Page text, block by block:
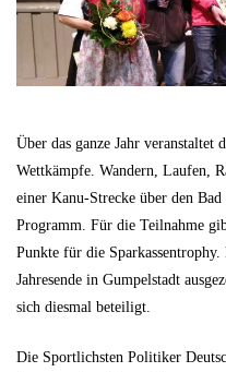
Über das ganze Jahr veranstaltet
Wettkämpfe. Wandern, Laufen,
einer Kanu-Strecke über den
Programm. Für die Teilnahme
Punkte für die
Jahresende in Gumpelstadt
sich diesmal beteiligt.
Die Sportlichsten Politiker